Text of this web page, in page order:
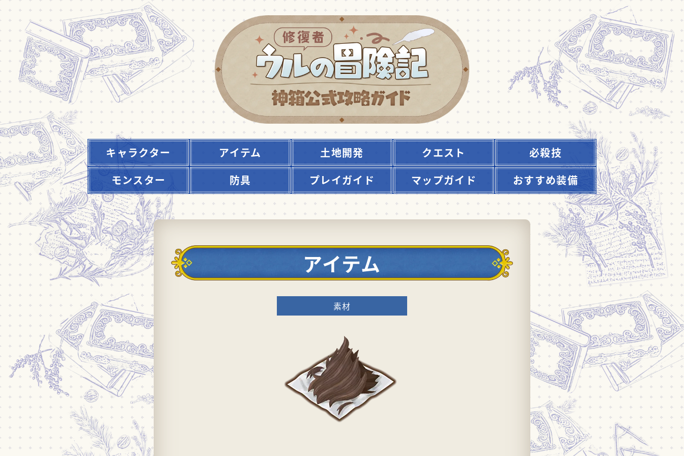
キャラクター アイテム 土地開発 クエスト
必殺技
モンスター
防具 プレイガイド マップガイド おすすめ装備
アイテム
素材